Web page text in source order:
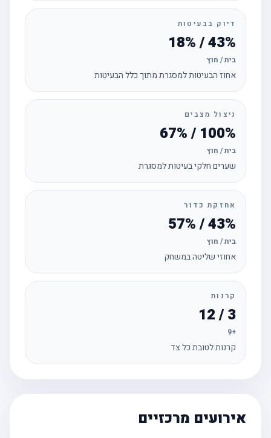
דיוק בבעיטות
43% / 18%
בית / חוץ
אחוז הבעיטות למסגרת מתוך כלל הבעיטות
ניצול מצבים
100% / 67%
בית / חוץ
שערים חלקי בעיטות למסגרת
אחזקת כדור
43% / 57%
בית / חוץ
אחוזי שליטה במשחק
קרנות
3 / 12
קרנות לטובת כל צד
אירועים מרכזיים